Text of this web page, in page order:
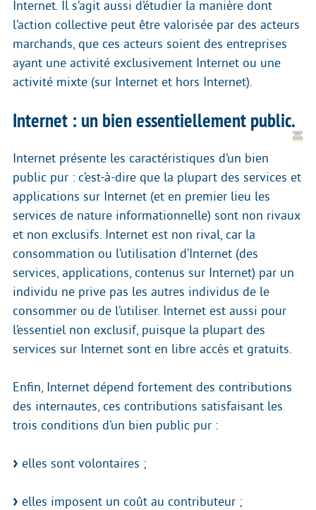
Internet. Il s’agit aussi d’étudier la manière dont
l’action collective peut être valorisée par des acteurs
marchands, que ces acteurs soient des entreprises
ayant une activité exclusivement Internet ou une
activité mixte (sur Internet et hors Internet).
Internet : un bien essentiellement public.
Internet présente les caractéristiques d’un bien
public pur : c’est-à-dire que la plupart des services et
applications sur Internet (et en premier lieu les
services de nature informationnelle) sont non rivaux
et non exclusifs. Internet est non rival, car la
consommation ou l’utilisation d’Internet (des
services, applications, contenus sur Internet) par un
individu ne prive pas les autres individus de le
consommer ou de l’utiliser. Internet est aussi pour
l’essentiel non exclusif, puisque la plupart des
services sur Internet sont en libre accès et gratuits.
Enfin, Internet dépend fortement des contributions
des internautes, ces contributions satisfaisant les
trois conditions d’un bien public pur :
elles sont volontaires ;
elles imposent un coût au contributeur ;